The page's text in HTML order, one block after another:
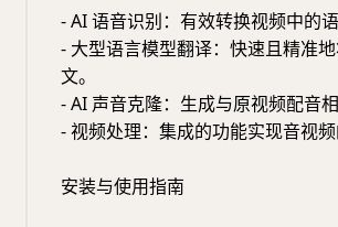
- AI 语音识别：有效转换视频中的语
- 大型语言模型翻译：快速且精准
文。
- AI 声音克隆：生成与原视频配音
- 视频处理：集成的功能实现音视频
安装与使用指南